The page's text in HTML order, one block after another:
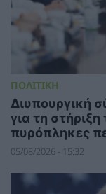
ΠΟΛΙΤΙΚΗ
Διυπουργική
για τη
πυρόπληκες
05/08/2026 - 15:32